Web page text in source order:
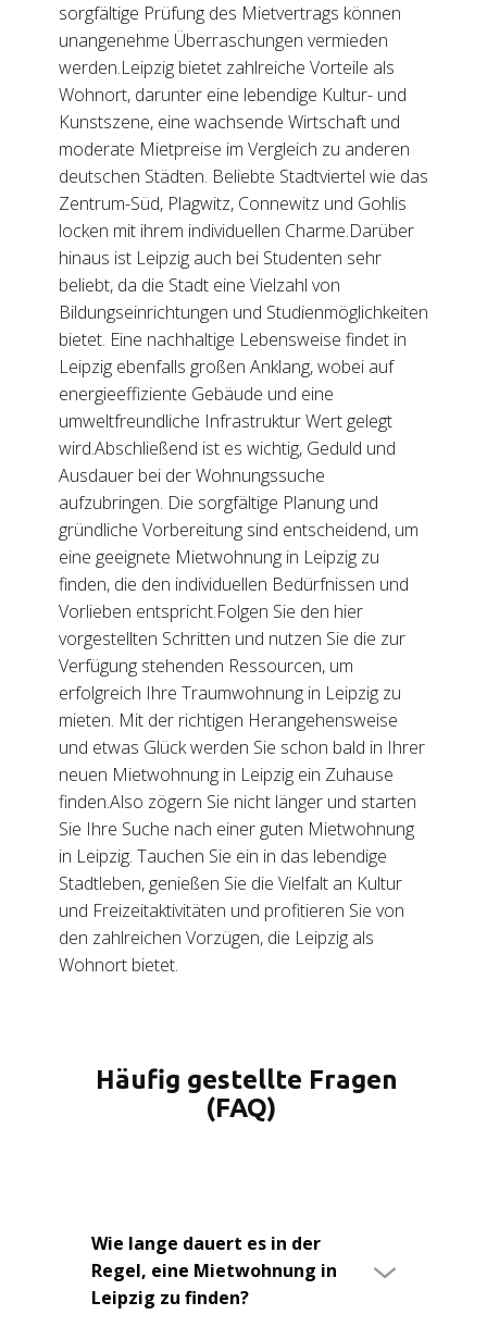
sorgfältige Prüfung des Mietvertrags können
unangenehme Überraschungen vermieden
werden.Leipzig bietet zahlreiche Vorteile als
Wohnort, darunter eine lebendige Kultur- und
Kunstszene, eine wachsende Wirtschaft und
moderate Mietpreise im Vergleich zu anderen
deutschen Städten. Beliebte Stadtviertel wie das
Zentrum-Süd, Plagwitz, Connewitz und Gohlis
locken mit ihrem individuellen Charme.Darüber
hinaus ist Leipzig auch bei Studenten sehr
beliebt, da die Stadt eine Vielzahl von
Bildungseinrichtungen und Studienmöglichkeiten
bietet. Eine nachhaltige Lebensweise findet in
Leipzig ebenfalls großen Anklang, wobei auf
energieeffiziente Gebäude und eine
umweltfreundliche Infrastruktur Wert gelegt
wird.Abschließend ist es wichtig, Geduld und
Ausdauer bei der Wohnungssuche
aufzubringen. Die sorgfältige Planung und
gründliche Vorbereitung sind entscheidend, um
eine geeignete Mietwohnung in Leipzig zu
finden, die den individuellen Bedürfnissen und
Vorlieben entspricht.Folgen Sie den hier
vorgestellten Schritten und nutzen Sie die zur
Verfügung stehenden Ressourcen, um
erfolgreich Ihre Traumwohnung in Leipzig zu
mieten. Mit der richtigen Herangehensweise
und etwas Glück werden Sie schon bald in Ihrer
neuen Mietwohnung in Leipzig ein Zuhause
finden.Also zögern Sie nicht länger und starten
Sie Ihre Suche nach einer guten Mietwohnung
in Leipzig. Tauchen Sie ein in das lebendige
Stadtleben, genießen Sie die Vielfalt an Kultur
und Freizeitaktivitäten und profitieren Sie von
den zahlreichen Vorzügen, die Leipzig als
Wohnort bietet.
Häufig gestellte Fragen
(FAQ)
Wie lange dauert es in der
Regel, eine Mietwohnung in
Leipzig zu finden?